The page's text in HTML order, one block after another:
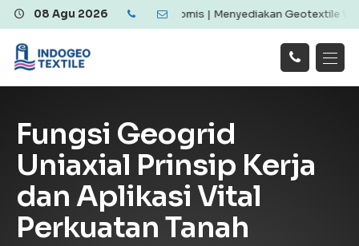
08 Agu 2026
Berkualitas dan Ekonomis | Menyediakan Geotextile Woven &
Tentang Kami
Galeri
Layanan
Hubungi
Fungsi Geogrid
Uniaxial Prinsip Kerja
dan Aplikasi Vital
Perkuatan Tanah